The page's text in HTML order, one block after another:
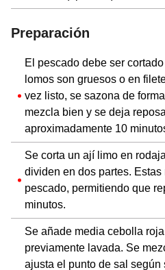
Preparación
El pescado debe ser
lomos son gruesos o en
vez listo, se sazona de
mezcla bien y se deja
aproximadamente 10
Se corta un ají limo en
dividen en dos partes.
pescado, permitiendo que
minutos.
Se añade media cebolla
previamente lavada. Se
ajusta el punto de sal